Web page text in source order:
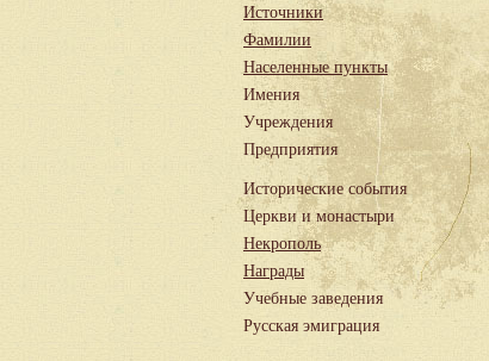
Источники
Фамилии
Населенные пункты
Имения
Учреждения
Предприятия
Исторические события
Церкви и монастыри
Некрополь
Награды
Учебные заведения
Русская эмиграция